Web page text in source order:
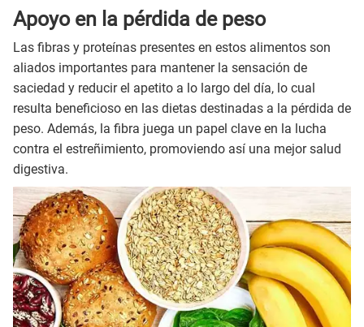
Apoyo en la pérdida de peso
Las fibras y proteínas presentes en estos alimentos son
aliados importantes para mantener la sensación de
saciedad y reducir el apetito a lo largo del día, lo cual
resulta beneficioso en las dietas destinadas a la pérdida de
peso. Además, la fibra juega un papel clave en la lucha
contra el estreñimiento, promoviendo así una mejor salud
digestiva.